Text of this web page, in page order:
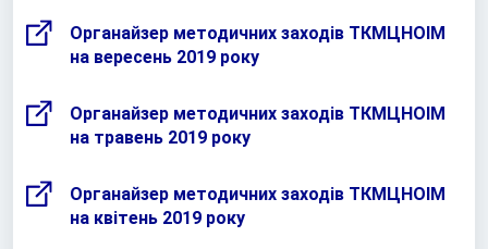
Органайзер методичних заходів ТКМЦНОІМ
на вересень 2019 року
Органайзер методичних заходів ТКМЦНОІМ
на травень 2019 року
Органайзер методичних заходів ТКМЦНОІМ
на квітень 2019 року